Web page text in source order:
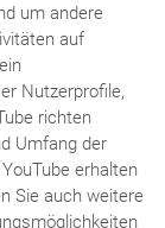
um andere
auf
Nutzerprofile,
richten
Umfang der
erhalten
Sie auch weitere